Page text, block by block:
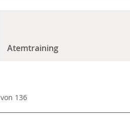
Atemtraining
von 136